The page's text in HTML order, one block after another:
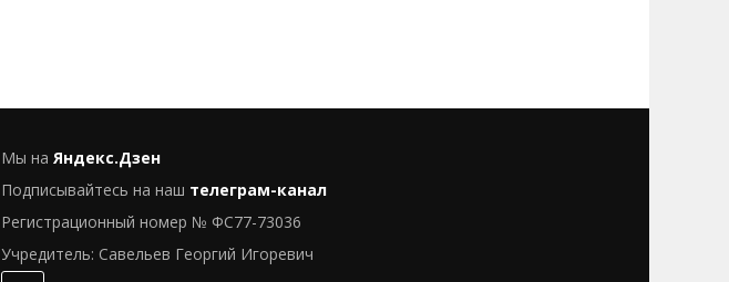
Мы на Яндекс.Дзен
Подписывайтесь на наш телеграм-канал
Регистрационный номер № ФС77-73036
Учредитель: Савельев Георгий Игоревич